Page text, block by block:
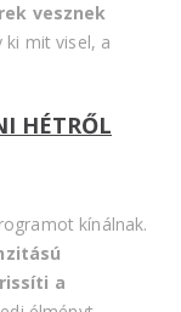
vesznek
ki mit visel, a
HÉTRŐL
kínálnak.
a